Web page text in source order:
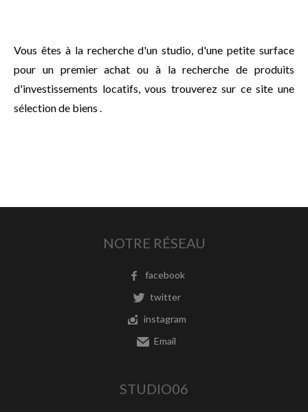
Vous êtes à la recherche d'un studio, d'une petite surface
pour un premier achat ou à la recherche de produits
d'investissements locatifs, vous trouverez sur ce site une
sélection de biens .
NOTRE RÉSEAU
facebook
twitter
instagram
Email
STUDIO06